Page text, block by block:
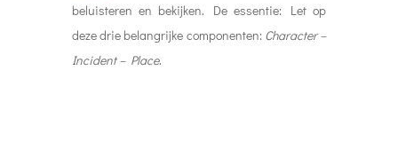
beluisteren en bekijken. De essentie: Let op
deze drie belangrijke componenten: Character –
Incident – Place.